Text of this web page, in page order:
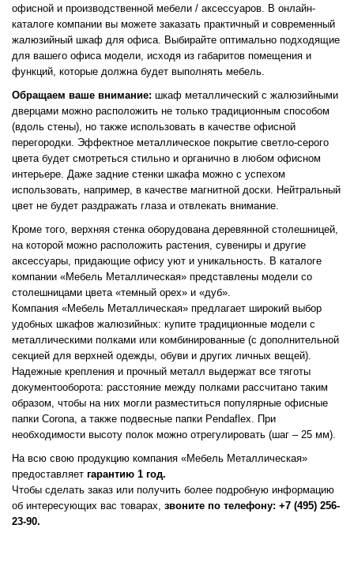
офисной и производственной мебели / аксессуаров. В онлайн-
каталоге компании вы можете заказать практичный и современный
жалюзийный шкаф для офиса. Выбирайте оптимально подходящие
для вашего офиса модели, исходя из габаритов помещения и
функций, которые должна будет выполнять мебель.
Обращаем ваше внимание: шкаф металлический с жалюзийными
дверцами можно расположить не только традиционным способом
(вдоль стены), но также использовать в качестве офисной
перегородки. Эффектное металлическое покрытие светло-серого
цвета будет смотреться стильно и органично в любом офисном
интерьере. Даже задние стенки шкафа можно с успехом
использовать, например, в качестве магнитной доски. Нейтральный
цвет не будет раздражать глаза и отвлекать внимание.
Кроме того, верхняя стенка оборудована деревянной столешницей,
на которой можно расположить растения, сувениры и другие
аксессуары, придающие офису уют и уникальность. В каталоге
компании «Мебель Металлическая» представлены модели со
столешницами цвета «темный орех» и «дуб».
Компания «Мебель Металлическая» предлагает широкий выбор
удобных шкафов жалюзийных: купите традиционные модели с
металлическими полками или комбинированные (с дополнительной
секцией для верхней одежды, обуви и других личных вещей).
Надежные крепления и прочный металл выдержат все тяготы
документооборота: расстояние между полками рассчитано таким
образом, чтобы на них могли разместиться популярные офисные
папки Corona, а также подвесные папки Pendaflex. При
необходимости высоту полок можно отрегулировать (шаг – 25 мм).
На всю свою продукцию компания «Мебель Металлическая»
предоставляет гарантию 1 год.
Чтобы сделать заказ или получить более подробную информацию
об интересующих вас товарах, звоните по телефону: +7 (495) 256-
23-90.